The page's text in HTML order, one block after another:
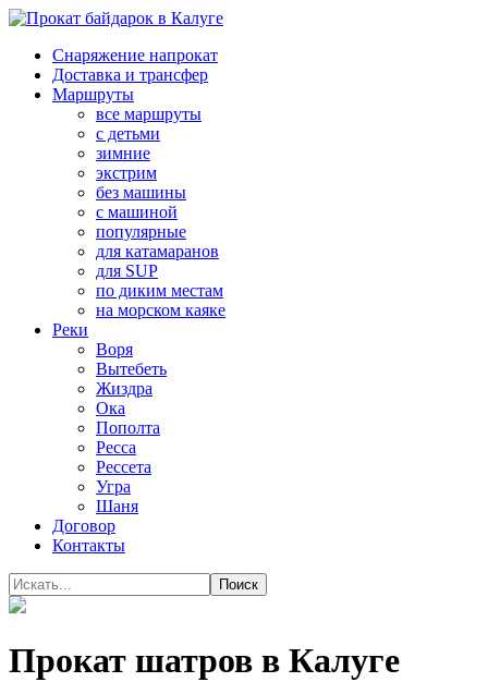
Снаряжение напрокат
Доставка и трансфер
Маршруты
все маршруты
с детьми
зимние
экстрим
без машины
с машиной
популярные
для катамаранов
для SUP
по диким местам
на морском каяке
Реки
Воря
Вытебеть
Жиздра
Ока
Пополта
Ресса
Рессета
Угра
Шаня
Договор
Контакты
Прокат шатров в Калуге